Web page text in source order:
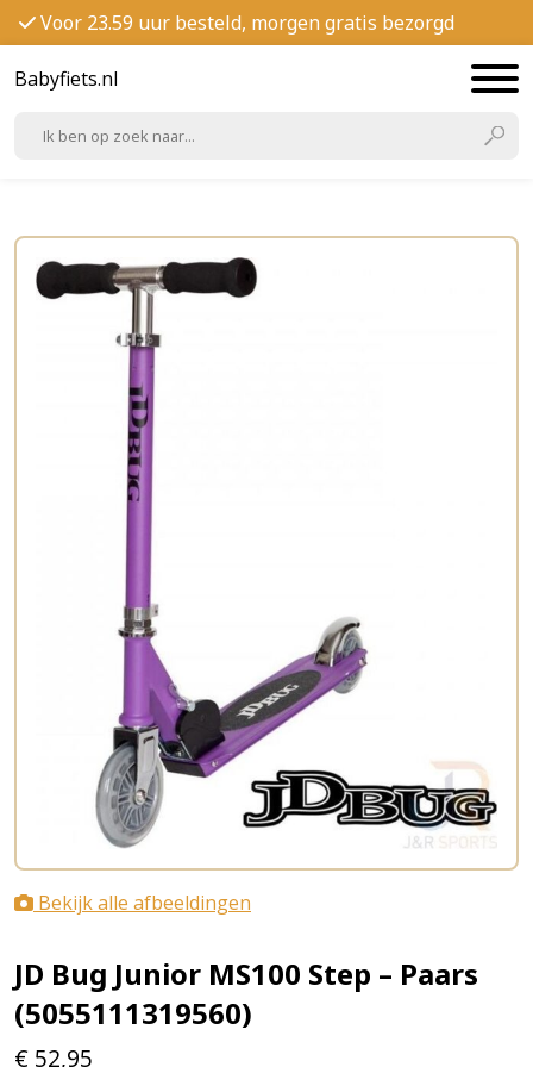
Voor 23.59 uur besteld, morgen gratis bezorgd
Babyfiets.nl
Bekijk alle afbeeldingen
JD Bug Junior MS100 Step – Paars
(5055111319560)
€ 52,95